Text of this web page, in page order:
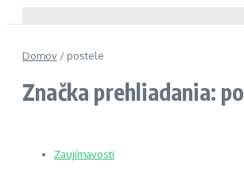
Domov / postele
Značka prehliadania:
Zaujímavosti